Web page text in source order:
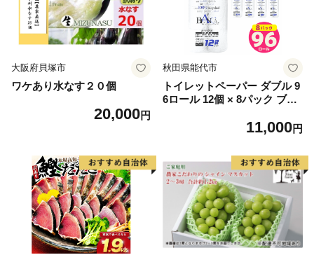
大阪府貝塚市
ワケあり水なす２０個
20,000円
秋田県能代市
トイレットペーパー ダブル 9
6ロール 12個 × 8パック ブラ
用品 消耗品 無香料 生活用品
11,000円